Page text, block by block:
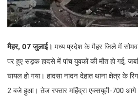
मैहर, 07 जुलाई। मध्य प्रदेश के मैहर जिले में
पर हुए सड़क हादसे में पांच युवकों की मौत हो गई,
घायल हो गया। हादसा नादन देहात थाना क्षेत्र के
2 बजे हुआ। तेज रफ्तार महिंद्रा एक्सयूवी-700